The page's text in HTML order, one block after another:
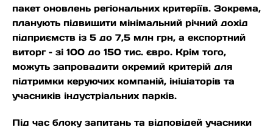
пакет оновлень регіональних критеріїв. Зокрема,
планують підвищити мінімальний річний дохід
підприємств із 5 до 7,5 млн грн, а експортний
виторг – зі 100 до 150 тис. євро. Крім того,
можуть запровадити окремий критерій для
підтримки керуючих компаній, ініціаторів та
учасників індустріальних парків.
Під час блоку запитань та відповідей учасники